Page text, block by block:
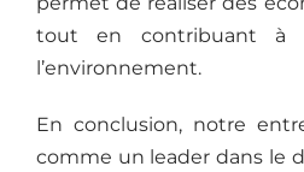
tout en contribuant à
l’environnement.
En conclusion, notre
comme un leader dans le